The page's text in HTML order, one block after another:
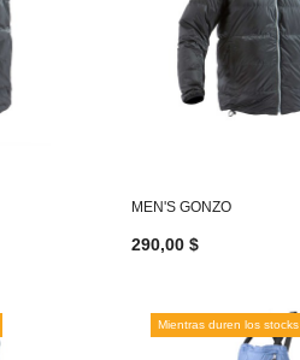
MEN'S GONZO
290,00 $
Mientras duren los stocks